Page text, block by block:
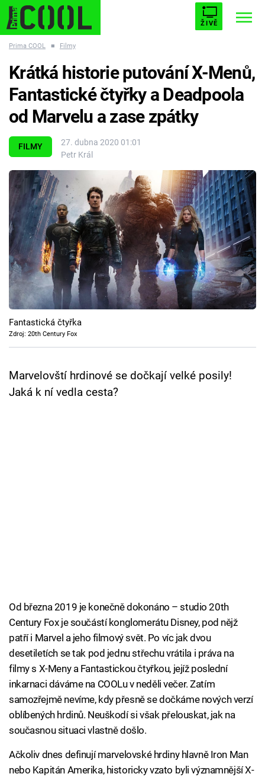
ŽIVĚ
ESCAPE PLNEJ KOTEL AVENGERS 5
Témata
Filmy
Seriály
Hry
Cool Esport
Pořady
TV Program
Prima COOL ■ Filmy
FILMY
27. dubna 2020 01:01
Petr Král
Krátká historie putování X-Menů,
Fantastické čtyřky a Deadpoola
od Marvelu a zase zpátky
Fantastická čtyřka
Zdroj: 20th Century Fox
Marvelovští hrdinové se dočkají velké posily!
Jaká k ní vedla cesta?
Od března 2019 je konečně dokonáno – studio 20th
Century Fox je součástí konglomerátu Disney, pod nějž
patří i Marvel a jeho filmový svět. Po víc jak dvou
desetiletích se tak pod jednu střechu vrátila i práva na
filmy s X-Meny a Fantastickou čtyřkou, jejíž poslední
inkarnaci dáváme na COOLu v neděli večer. Zatím
samozřejmě nevíme, kdy přesně se dočkáme nových verzí
oblíbených hrdinů. Neuškodí si však přelouskat, jak na
současnou situaci vlastně došlo.
Ačkoliv dnes definují marvelovské hrdiny hlavně Iron Man
nebo Kapitán Amerika, historicky vzato byli významnější X-